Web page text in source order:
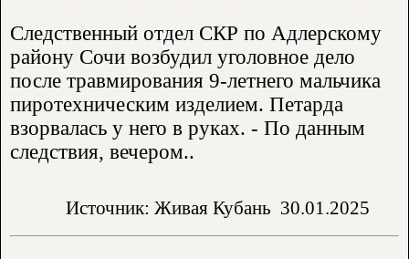
Следственный отдел СКР по Адлерскому
району Сочи возбудил уголовное дело
после травмирования 9-летнего мальчика
пиротехническим изделием. Петарда
взорвалась у него в руках. - По данным
следствия, вечером..
Источник: Живая Кубань 30.01.2025